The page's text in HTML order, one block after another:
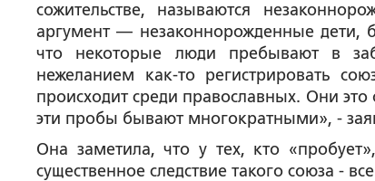
сожительстве, называются
аргумент — незаконнорожденные дети,
что некоторые люди пребывают в
нежеланием как-то регистрировать
происходит среди православных. Они
эти пробы бывают многократными», -
Она заметила, что у тех, кто
существенное следствие такого союза -